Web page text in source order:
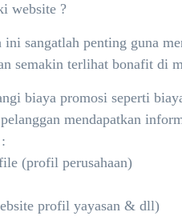
website ?
sangatlah penting guna
semakin terlihat bonafit di
biaya promosi seperti
mendapatkan
(profil perusahaan)
profil yayasan & dll)